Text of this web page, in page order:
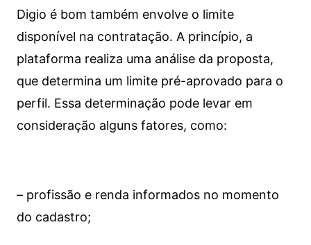
Digio é bom também envolve o limite
disponível na contratação. A princípio, a
plataforma realiza uma análise da proposta,
que determina um limite pré-aprovado para o
perfil. Essa determinação pode levar em
consideração alguns fatores, como:
– profissão e renda informados no momento
do cadastro;